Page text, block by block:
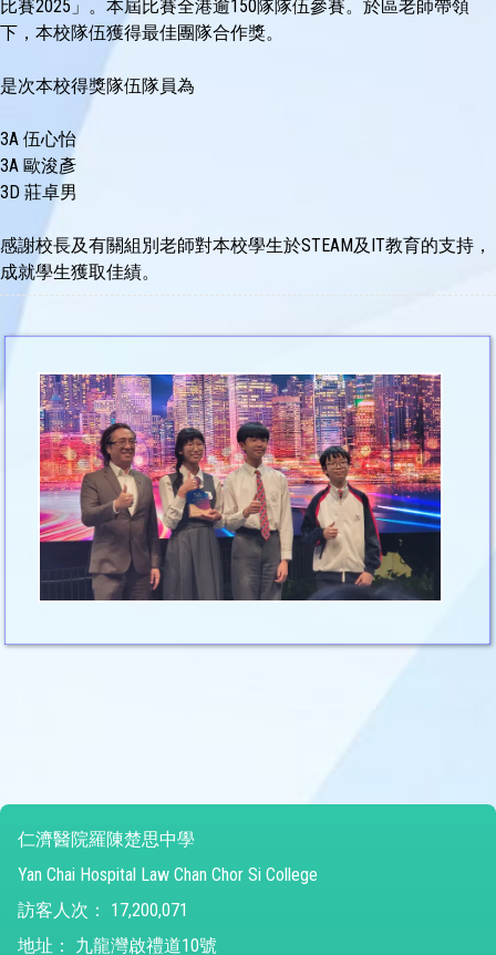
比賽2025」。本屆比賽全港逾150隊隊伍參賽。於區老師帶領
下，本校隊伍獲得最佳團隊合作獎。
是次本校得獎隊伍隊員為
3A 伍心怡
3A 歐浚彥
3D 莊卓男
感謝校長及有關組別老師對本校學生於STEAM及IT教育的支持，
成就學生獲取佳績。
仁濟醫院羅陳楚思中學
Yan Chai Hospital Law Chan Chor Si College
訪客人次：
17,200,071
地址：
九龍灣啟禮道10號